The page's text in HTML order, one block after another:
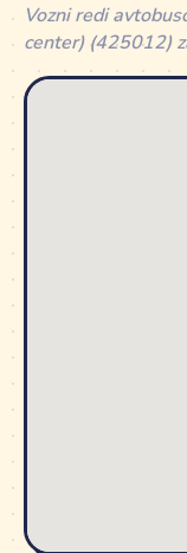
Vozni redi
center) (425012)